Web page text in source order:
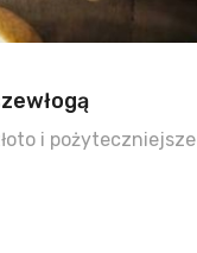
i pożyteczniejsze